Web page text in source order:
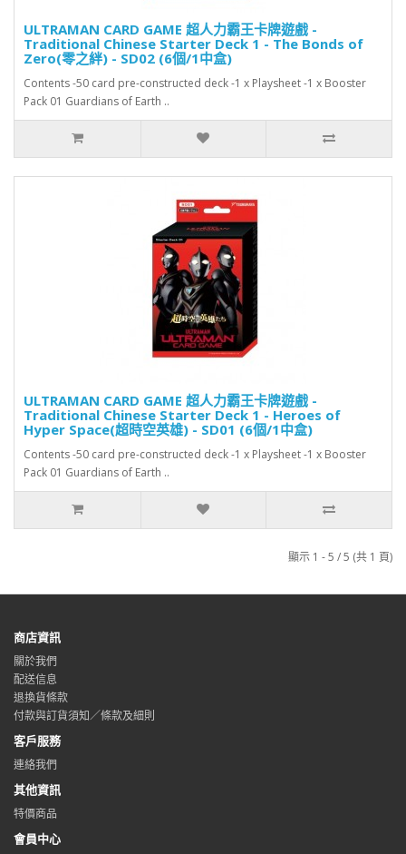
ULTRAMAN CARD GAME 超人力霸王卡牌遊戲 -
Traditional Chinese Starter Deck 1 - The Bonds of
Zero(零之絆) - SD02 (6個/1中盒)
Contents -50 card pre-constructed deck -1 x Playsheet -1 x Booster
Pack 01 Guardians of Earth ..
ULTRAMAN CARD GAME 超人力霸王卡牌遊戲 -
Traditional Chinese Starter Deck 1 - Heroes of
Hyper Space(超時空英雄) - SD01 (6個/1中盒)
Contents -50 card pre-constructed deck -1 x Playsheet -1 x Booster
Pack 01 Guardians of Earth ..
顯示 1 - 5 / 5 (共 1 頁)
商店資訊
關於我們
配送信息
退換貨條款
付款與訂貨須知／條款及細則
客戶服務
連絡我們
其他資訊
特價商品
會員中心